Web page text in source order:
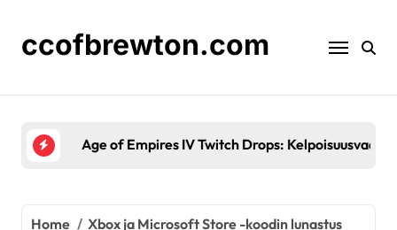
contentccofbrewton.com
Age of Empires IV Twitch Drops:
Home
Xbox ja Microsoft Store -koodin lunastus